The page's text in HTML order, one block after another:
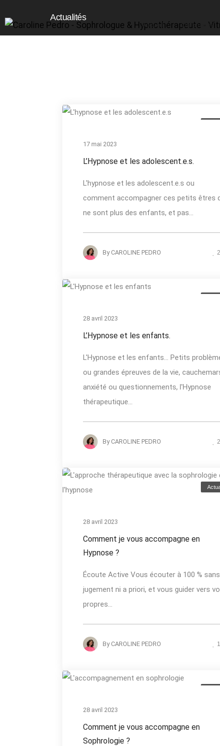
Accueil Qui suis-je
Actualités
17 mai 2023
L’Hypnose et les adolescent.e.s.
L'hypnose et les adolescent.e.s ou
comment accompagner ces petits êtres
ne sont plus des enfants, et pas...
By CAROLINE PEDRO
28 avril 2023
L’Hypnose et les enfants.
L'Hypnose et les enfants... Petits
ou grandes épreuves de la vie,
anxiété ou questionnements, l'Hypnose
thérapeutique...
By CAROLINE PEDRO
28 avril 2023
Comment je vous accompagne en
Hypnose ?
Écoute Active Vous écouter à 100 % sans
jugement ni a priori, et vous guider vers
propres...
By CAROLINE PEDRO
28 avril 2023
Comment je vous accompagne en
Sophrologie ?